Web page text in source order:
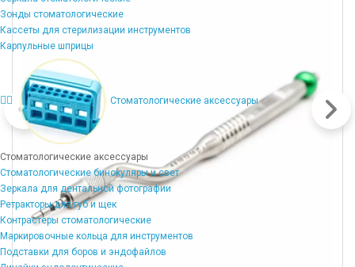
Зонды стоматологические
Кассеты для стерилизации инструментов
Карпульные шприцы
Стоматологические аксессуары
Стоматологические аксессуары
Стоматологические бинокуляры и свет
Зеркала для дентальной фотографии
Ретракторы для губ и щек
Контрастеры стоматологические
Маркировочные кольца для инструментов
Подставки для боров и эндофайлов